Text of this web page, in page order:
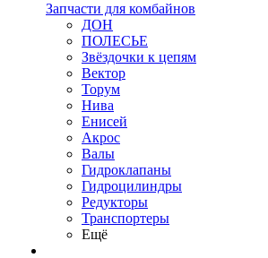
Запчасти для комбайнов
ДОН
ПОЛЕСЬЕ
Звёздочки к цепям
Вектор
Торум
Нива
Енисей
Акрос
Валы
Гидроклапаны
Гидроцилиндры
Редукторы
Транспортеры
Ещё